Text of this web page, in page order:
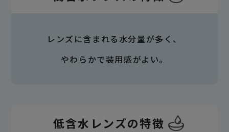
レンズに含まれる水分量が多く、
やわらかで装用感がよい。
低含水レンズの特徴